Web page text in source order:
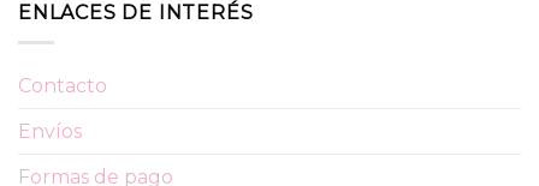
ENLACES DE INTERÉS
Contacto
Envíos
Formas de pago